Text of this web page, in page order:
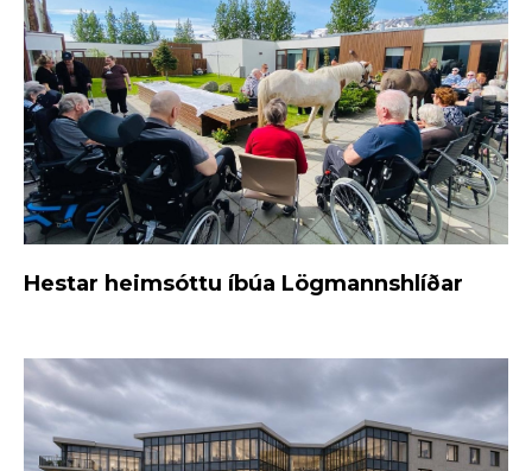
Hestar heimsóttu íbúa Lögmannshlíðar